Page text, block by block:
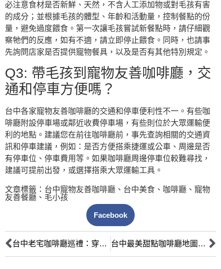
必注意食材是否新鮮、天然，不含人工添加物或對毛孩有害
的成分；並根據毛孩的體型、年齡和活動量，控制餐點的份
量，避免過度餵食。第一次讓毛孩嘗試新餐點時，請仔細觀
察牠們的反應，如有不適，請立即停止餵食。同時，也請事
先詢問店家是否提供寵物餐具，以及是否有其他特別規定。
Q3: 帶毛孩到寵物友善咖啡廳，交
通和停車方便嗎？
台中各家寵物友善咖啡廳的交通和停車便利性不一。有些咖
啡廳附設停車場或鄰近收費停車場，有些則位於大眾運輸便
利的地點。建議您在前往咖啡廳前，事先查詢相關的交通資
訊和停車建議，例如：是否方便搭乘捷運或公車、周邊是否
有停車位、停車費用等。如果咖啡廳周邊停車位較難尋找，
建議可提前出發，或選擇搭乘大眾運輸工具。
文章標籤： 台中寵物友善咖啡廳 、 台中美食 、 咖啡廳 、 寵物
友善餐廳 、 毛小孩
Facebook
台中老宅咖啡廳巡禮：穿越時空的文青浪漫，品味空間設計與歷史故事 台中最美甜點咖啡廳地圖：少女心爆發！花藝歐風下午茶，IG必拍夢幻甜點集合